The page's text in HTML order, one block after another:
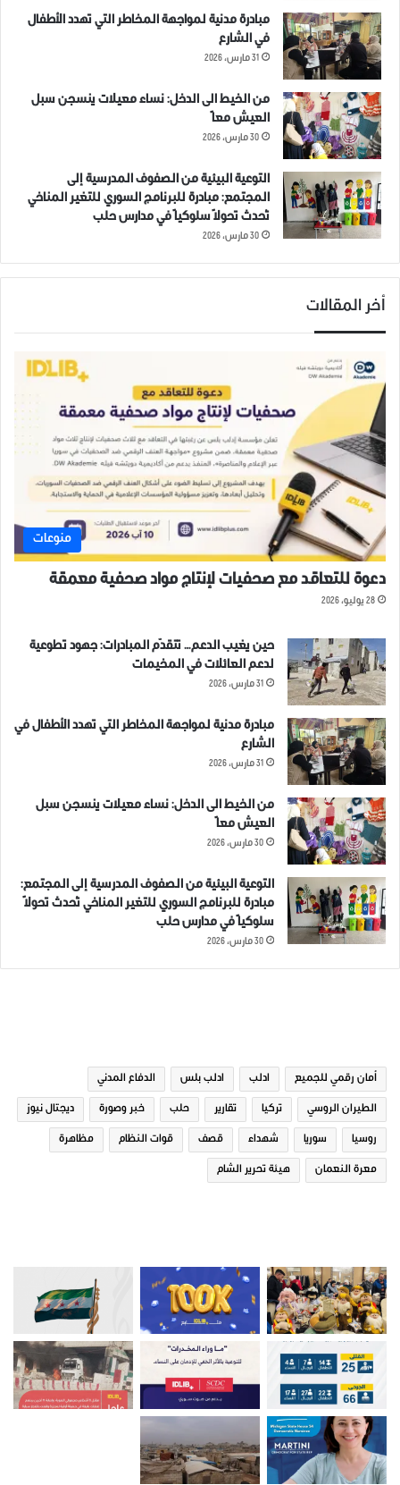
مبادرة مدنية لمواجهة المخاطر التي تهدد الأطفال
في الشارع
31 مارس، 2026
من الخيط الى الدخل: نساء معيلات ينسجن سبل
العيش معاً
30 مارس، 2026
التوعية البيئية من الصفوف المدرسية إلى
المجتمع: مبادرة للبرنامج السوري للتغير المناخي
تُحدث تحولاً سلوكياً في مدارس حلب
30 مارس، 2026
أخر المقالات
منوعات
دعوة للتعاقد مع صحفيات لإنتاج مواد صحفية معمقة
28 يوليو، 2026
حين يغيب الدعم… تتقدّم المبادرات: جهود تطوعية
لدعم العائلات في المخيمات
31 مارس، 2026
مبادرة مدنية لمواجهة المخاطر التي تهدد الأطفال في
الشارع
31 مارس، 2026
من الخيط الى الدخل: نساء معيلات ينسجن سبل
العيش معاً
30 مارس، 2026
التوعية البيئية من الصفوف المدرسية إلى المجتمع:
مبادرة للبرنامج السوري للتغير المناخي تُحدث تحولاً
سلوكياً في مدارس حلب
30 مارس، 2026
أمان رقمي للجميع ادلب ادلب بلس الدفاع المدني
الطيران الروسي تركيا تقارير حلب خبر وصورة ديجتال نيوز
روسيا سوريا شهداء قصف قوات النظام مظاهرة
معرة النعمان هيئة تحرير الشام